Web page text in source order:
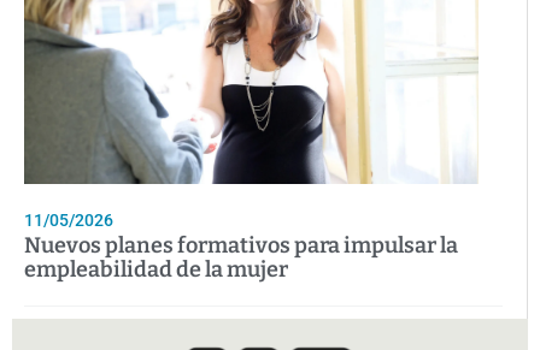
11/05/2026
Nuevos planes formativos para impulsar la
empleabilidad de la mujer